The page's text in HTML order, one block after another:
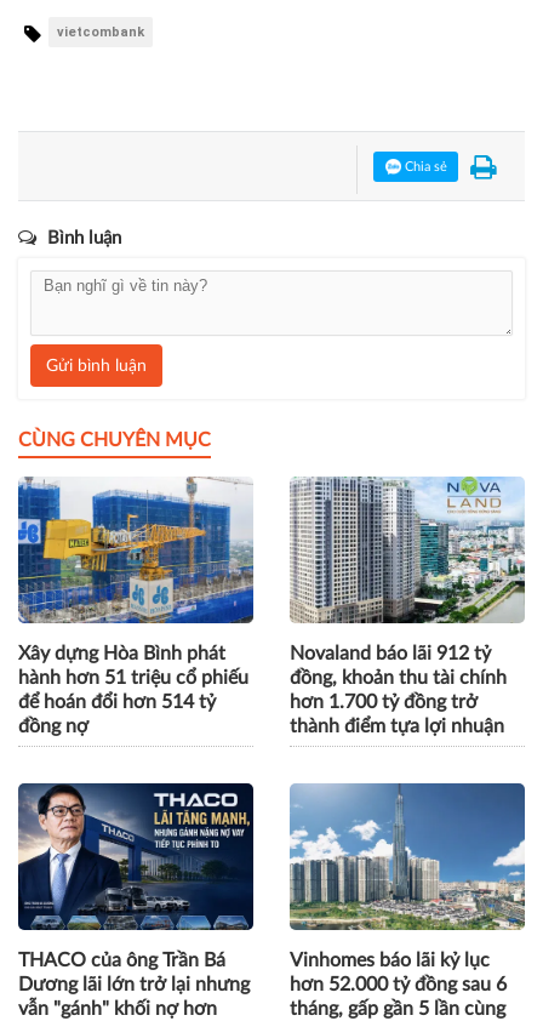
vietcombank
Chia sẻ
Bình luận
Gửi bình luận
CÙNG CHUYÊN MỤC
Xây dựng Hòa Bình phát
hành hơn 51 triệu cổ phiếu
để hoán đổi hơn 514 tỷ
đồng nợ
Novaland báo lãi 912 tỷ
đồng, khoản thu tài chính
hơn 1.700 tỷ đồng trở
thành điểm tựa lợi nhuận
THACO của ông Trần Bá
Dương lãi lớn trở lại nhưng
vẫn "gánh" khối nợ hơn
Vinhomes báo lãi kỷ lục
hơn 52.000 tỷ đồng sau 6
tháng, gấp gần 5 lần cùng